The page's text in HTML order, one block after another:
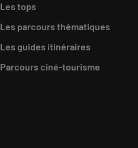
Les tops
Les parcours thématiques
Les guides itinéraires
Parcours ciné-tourisme